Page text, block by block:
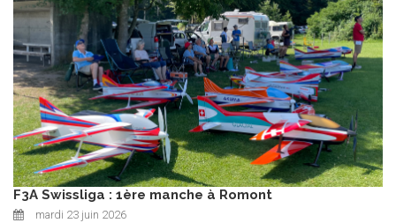
F3A Swissliga : 1ère manche à Romont
mardi 23 juin 2026